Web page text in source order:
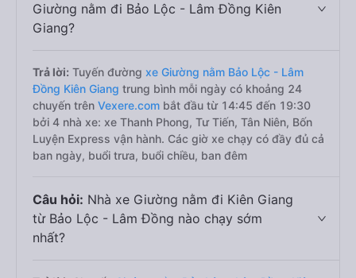
Giường nằm đi Bảo Lộc - Lâm Đồng Kiên
Giang?
Trả lời: Tuyến đường xe Giường nằm Bảo Lộc - Lâm
Đồng Kiên Giang trung bình mỗi ngày có khoảng 24
chuyến trên Vexere.com bắt đầu từ 14:45 đến 19:30
bởi 4 nhà xe: xe Thanh Phong, Tư Tiến, Tân Niên, Bốn
Luyện Express vận hành. Các giờ xe chạy có đầy đủ cả
ban ngày, buổi trưa, buổi chiều, ban đêm
Câu hỏi: Nhà xe Giường nằm đi Kiên Giang
từ Bảo Lộc - Lâm Đồng nào chạy sớm
nhất?